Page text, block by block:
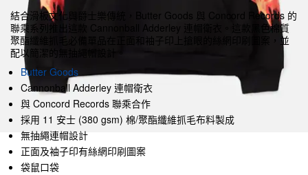
結合滑板文化與爵士樂傳統，Butter Goods 與 Concord Records 的
聯乘系列推出這款 Cannonball Adderley 連帽衛衣。這款黑色棉質
聚酯纖維抓毛必備單品在正面和袖子印上搶眼的絲網印刷圖案，並
配以簡潔的無抽繩帽設計。
Butter Goods
Cannonball Adderley 連帽衛衣
與 Concord Records 聯乘合作
採用 11 安士 (380 gsm) 棉/聚酯纖維抓毛布料製成
無抽繩連帽設計
正面及袖子印有絲網印刷圖案
袋鼠口袋